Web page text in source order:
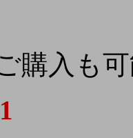
購入も